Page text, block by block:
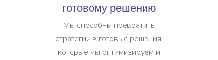
готовому решению
Мы способны превратить
стратегии в готовые решения,
которые мы оптимизируем и